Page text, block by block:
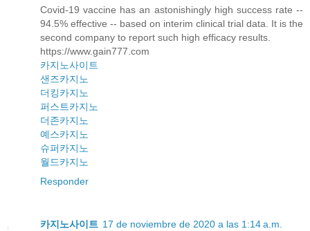
Covid-19 vaccine has an astonishingly high success rate --
94.5% effective -- based on interim clinical trial data. It is the
second company to report such high efficacy results.
https://www.gain777.com
카지노사이트
샌즈카지노
더킹카지노
퍼스트카지노
더존카지노
예스카지노
슈퍼카지노
월드카지노
Responder
카지노사이트 17 de noviembre de 2020 a las 1:14 a.m.